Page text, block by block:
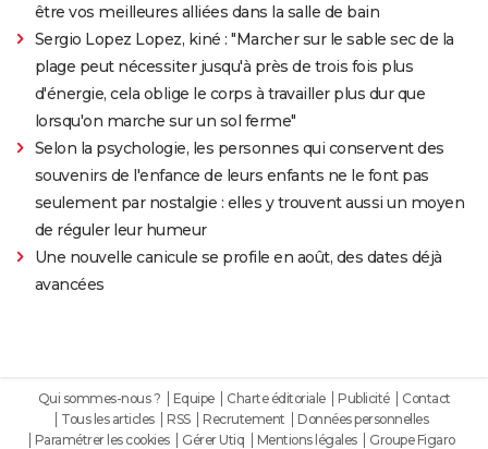
être vos meilleures alliées dans la salle de bain
Sergio Lopez Lopez, kiné : "Marcher sur le sable sec de la
plage peut nécessiter jusqu'à près de trois fois plus
d'énergie, cela oblige le corps à travailler plus dur que
lorsqu'on marche sur un sol ferme"
Selon la psychologie, les personnes qui conservent des
souvenirs de l'enfance de leurs enfants ne le font pas
seulement par nostalgie : elles y trouvent aussi un moyen
de réguler leur humeur
Une nouvelle canicule se profile en août, des dates déjà
avancées
Qui sommes-nous ? Equipe Charte éditoriale Publicité
Contact
Tous les articles
RSS Recrutement
Données personnelles
Paramétrer les cookies
Gérer Utiq Mentions légales Groupe Figaro